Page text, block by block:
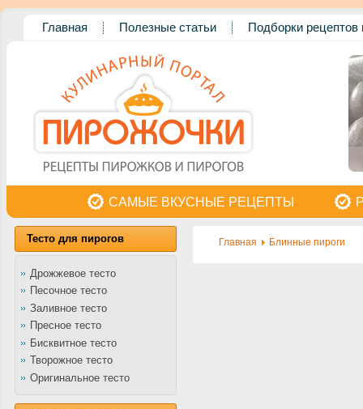
Главная Полезные статьи Подборки рецептов
САМЫЕ ВКУСНЫЕ РЕЦЕПТЫ
Тесто для пирогов
Дрожжевое тесто
Песочное тесто
Заливное тесто
Пресное тесто
Бисквитное тесто
Творожное тесто
Оригинальное тесто
Главная Блинные пироги